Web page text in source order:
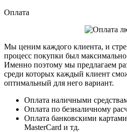
Оплата
Мы ценим каждого клиента, и
процесс покупки был
Именно поэтому мы предлагаем
среди которых каждый клиент
оптимальный для него вариант.
Оплата наличными
Оплата по безналичному
Оплата банковскими
MasterCard и тд.